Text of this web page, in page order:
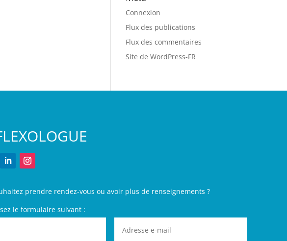
Connexion
Flux des publications
Flux des commentaires
Site de WordPress-FR
prendre rendez-vous ou avoir plus de renseignements ?
le formulaire suivant :